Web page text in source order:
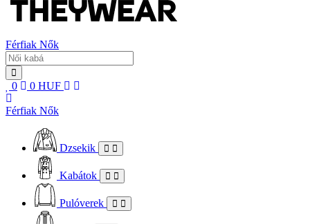
Férfiak Nők
0 0 HUF
Férfiak Nők
Dzsekik
Kabátok
Pulóverek